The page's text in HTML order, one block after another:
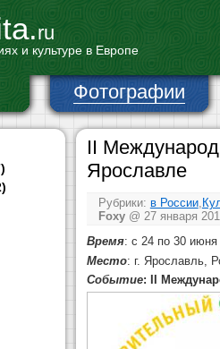
ru
и культуре в Европе
Фотографии
II
Ярославле
Рубрики: в России,
Foxy@ 27 января
Время: с 24 по 30 июня
Место: г. Ярославль,
Событие: II